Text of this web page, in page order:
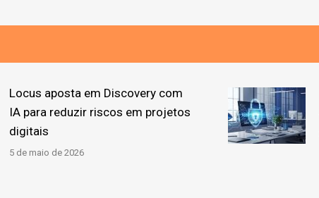
Locus aposta em Discovery com
IA para reduzir riscos em projetos
digitais
5 de maio de 2026